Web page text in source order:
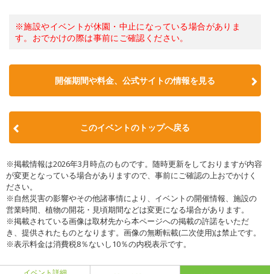
※施設やイベントが休園・中止になっている場合がありま
す。おでかけの際は事前にご確認ください。
開催期間や料金、公式サイトの情報を見る
このイベントのトップへ戻る
※掲載情報は2026年3月時点のものです。随時更新をしておりますが内容
が変更となっている場合がありますので、事前にご確認の上おでかけく
ださい。
※自然災害の影響やその他諸事情により、イベントの開催情報、施設の
営業時間、植物の開花・見頃期間などは変更になる場合があります。
※掲載されている画像は取材先から本ページへの掲載の許諾をいただ
き、提供されたものとなります。画像の無断転載(二次使用)は禁止です。
※表示料金は消費税8％ないし10％の内税表示です。